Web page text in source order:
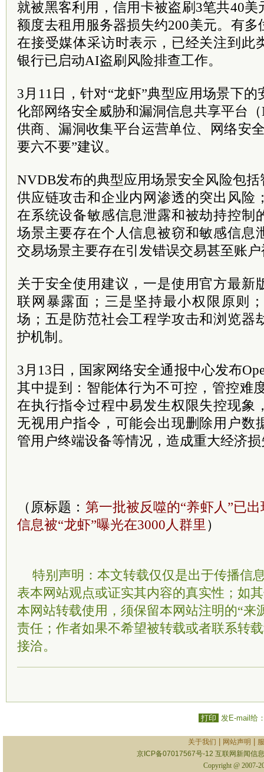
就被黑客利用，信用卡被盗刷3笔共40
额度去租用服务器损失约200美元。有
在接受媒体采访时表示，已经关注到此
银行已启动AI盗刷风险排查工作。
3月11日，针对“龙虾”典型应用场景下
化部网络安全威胁和漏洞信息共享平台
供商、漏洞收集平台运营单位、网络安
要六不要”建议。
NVDB发布的典型应用场景安全风险包
供应链攻击和企业内网渗透的突出风险
在系统设备敏感信息泄露和被劫持控制
场景主要存在个人信息被窃和敏感信息
交易场景主要存在引发错误交易甚至账
关于安全使用建议，一是使用官方最新
联网暴露面；三是坚持最小权限原则
场；五是防范社会工程学攻击和浏览器
护机制。
3月13日，国家网络安全通报中心发布
其中提到：智能体行为不可控，管控难
在执行指令过程中易发生权限失控现象
无视用户指令，可能会出现删除用户数
管用户终端设备等情况，造成重大经济
（原标题： 第一批被反噬的“养虾人”已
信息被“龙虾”曝光在3000人群里 ）
特别声明：本文转载仅仅是出于传播信
表本网站观点或证实其内容的真实性；如
本网站转载使用，须保留本网站注明的“来
责任；作者如果不希望被转载或者联系转
接洽。
打印 发E-mail给
关于我们 网站声明
京ICP备07017567号-12 互联网新闻信
Copyright @ 2007-